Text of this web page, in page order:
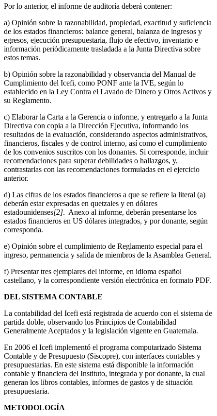
Por lo anterior, el informe de auditoría deberá contener:
a) Opinión sobre la razonabilidad, propiedad, exactitud y suficiencia
de los estados financieros: balance general, balanza de ingresos y
egresos, ejecución presupuestaria, flujo de efectivo, inventario e
información periódicamente trasladada a la Junta Directiva sobre
estos temas.
b) Opinión sobre la razonabilidad y observancia del Manual de
Cumplimiento del Icefi, como PONF ante la IVE, según lo
establecido en la Ley Contra el Lavado de Dinero y Otros Activos y
su Reglamento.
c) Elaborar la Carta a la Gerencia o informe, y entregarlo a la Junta
Directiva con copia a la Dirección Ejecutiva, informando los
resultados de la evaluación, considerando aspectos administrativos,
financieros, fiscales y de control interno, así como el cumplimiento
de los convenios suscritos con los donantes. Si corresponde, incluir
recomendaciones para superar debilidades o hallazgos, y,
contrastarlas con las recomendaciones formuladas en el ejercicio
anterior.
d) Las cifras de los estados financieros a que se refiere la literal (a)
deberán estar expresadas en quetzales y en dólares
estadounidenses[2]. Anexo al informe, deberán presentarse los
estados financieros en US dólares integrados, y por donante, según
corresponda.
e) Opinión sobre el cumplimiento de Reglamento especial para el
ingreso, permanencia y salida de miembros de la Asamblea General.
f) Presentar tres ejemplares del informe, en idioma español
castellano, y la correspondiente versión electrónica en formato PDF.
DEL SISTEMA CONTABLE
La contabilidad del Icefi está registrada de acuerdo con el sistema de
partida doble, observando los Principios de Contabilidad
Generalmente Aceptados y la legislación vigente en Guatemala.
En 2006 el Icefi implementó el programa computarizado Sistema
Contable y de Presupuesto (Siscopre), con interfaces contables y
presupuestarias. En este sistema está disponible la información
contable y financiera del Instituto, integrada y por donante, la cual
generan los libros contables, informes de gastos y de situación
presupuestaria.
METODOLOGÍA